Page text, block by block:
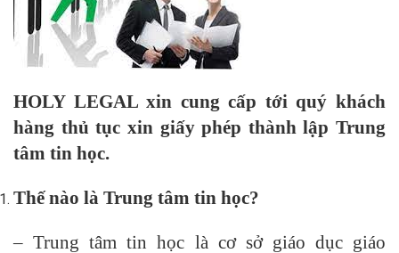
HOLY LEGAL xin cung cấp tới quý khách
hàng thủ tục xin giấy phép thành lập Trung
tâm tin học.
Thế nào là Trung tâm tin học?
– Trung tâm tin học là cơ sở giáo dục giáo